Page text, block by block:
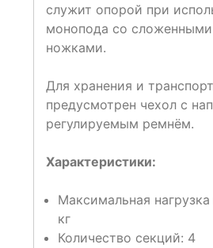
служит опорой при
монопода со
ножками.
Для хранения и
предусмотрен чехол с
регулируемым ремнём.
Характеристики:
Максимальная
кг
Количество секций: 4